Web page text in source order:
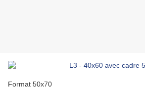
Format 50x70